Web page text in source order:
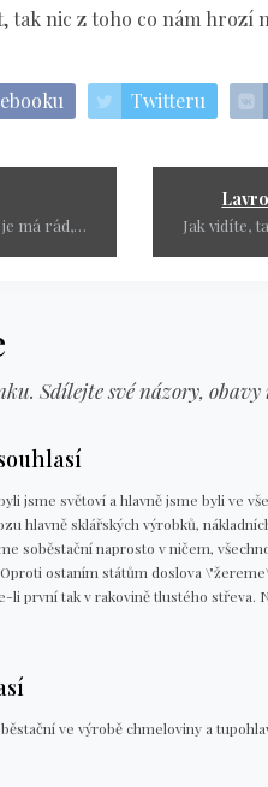
tak nic z toho co nám hrozí
Twitteru
Rusko budí emoce. Někdo je má rád, někdo je nenávidí, ale tyhle emoce by neměly přerůst rozum.
Sdílejte své názory,
jsme světoví a hlavně jsme byli ve
hlavně sklářských výrobků,
soběstační naprosto v ničem,
ostaním státům doslova
li první tak v rakovině tlustého střeva.
ve výrobě chmeloviny a